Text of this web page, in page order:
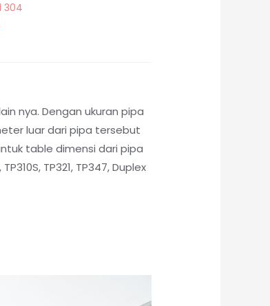
304
nya. Dengan ukuran pipa
luar dari pipa tersebut
table dimensi dari pipa
TP321, TP347, Duplex